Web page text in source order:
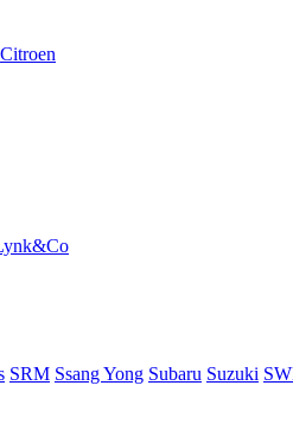
Citroen
SRM Ssang Yong Subaru Suzuki